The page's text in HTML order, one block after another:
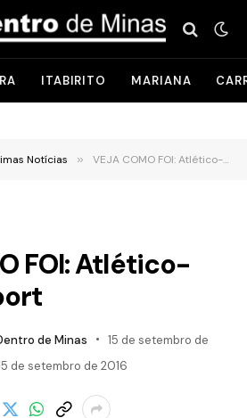
ITABIRITO MARIANA
Notícias » VEJA COMO FOI: Atlético-MG 1 x 0 Sport
FOI: Atlético-
de Minas
15 de setembro de
de setembro de 2016